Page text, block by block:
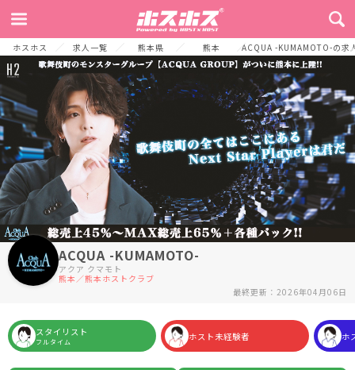
ホスホス 求人一覧 熊本県 熊本 ACQUA -KUMAMOTO-の求
TOP お店からのメッセージ 募集要項
ACQUA -KUMAMOTO-
アクア クマモト
熊本／熊本ホストクラブ
最終更新：2026年04月06日
スタイリスト
フルタイム ホスト未経験者 ホ